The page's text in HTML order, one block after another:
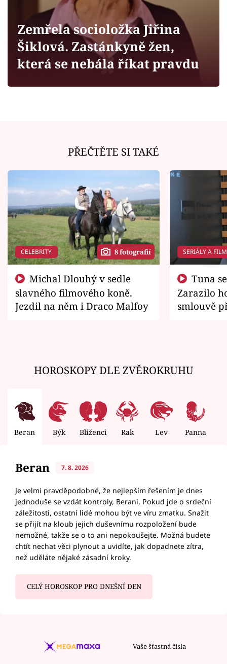
Sledujte prima+
Filmový festival Karlovy Vary
Sledujte nás
Zemřela socioložka Jiřina
Šiklová. Zastánkyně žen,
která se nebála říkat pravdu
PŘEČTĚTE SI TAKÉ
CELEBRITY 8 fotografií
slavného filmového koně.
Jezdil na něm i Draco Malfoy
SERIÁLY A
Zarazilo
smlouvě
HOROSKOPY DLE ZVĚROKRUHU
Beran Býk Blíženci Rak Lev Panna
Beran 7. 8. 2026
Je velmi pravděpodobné, že nejlepším řešením je dnes
jednoduše se vzdát kontroly, Berani. Pokud jde o srdeční
záležitosti, ostatní lidé mohou být ve víru zmatku. Snažit
se přijít na kloub jejich duševnímu rozpoložení bude
nemožné, takže se o to ani nepokoušejte. Možná budete
chtít nechat věci plynout a uvidíte, jak dopadnete zítra,
než uděláte nějaké zásadní kroky.
CELÝ HOROSKOP PRO DNEŠNÍ DEN
Vaše šťastná čísla